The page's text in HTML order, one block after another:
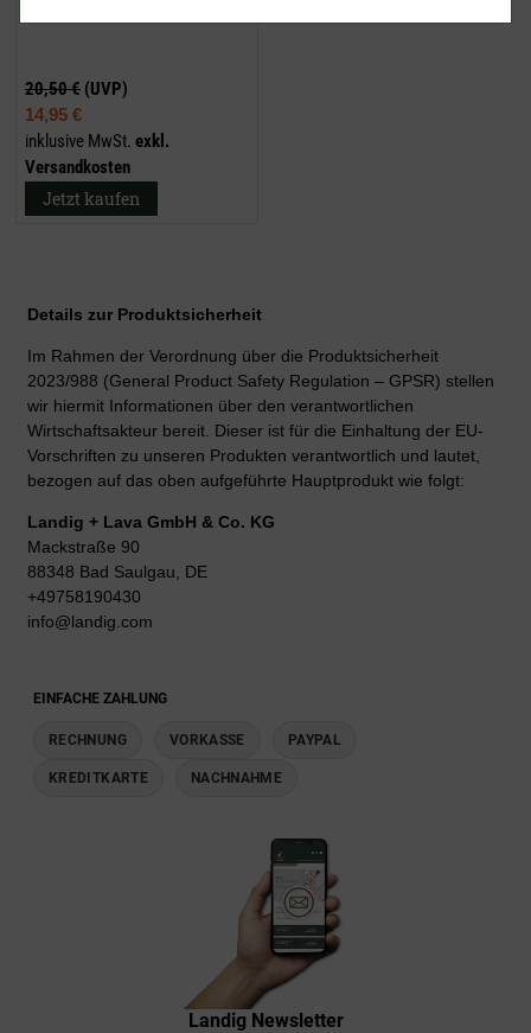
20,50 € (UVP)
14,95 €
inklusive MwSt. exkl.
Versandkosten
Jetzt kaufen
Details zur Produktsicherheit
Im Rahmen der Verordnung über die Produktsicherheit
2023/988 (General Product Safety Regulation – GPSR) stellen
wir hiermit Informationen über den verantwortlichen
Wirtschaftsakteur bereit. Dieser ist für die Einhaltung der EU-
Vorschriften zu unseren Produkten verantwortlich und lautet,
bezogen auf das oben aufgeführte Hauptprodukt wie folgt:
Landig + Lava GmbH & Co. KG
Mackstraße 90
88348 Bad Saulgau, DE
+49758190430
info@landig.com
EINFACHE ZAHLUNG
RECHNUNG VORKASSE PAYPAL
KREDITKARTE NACHNAHME
Landig Newsletter